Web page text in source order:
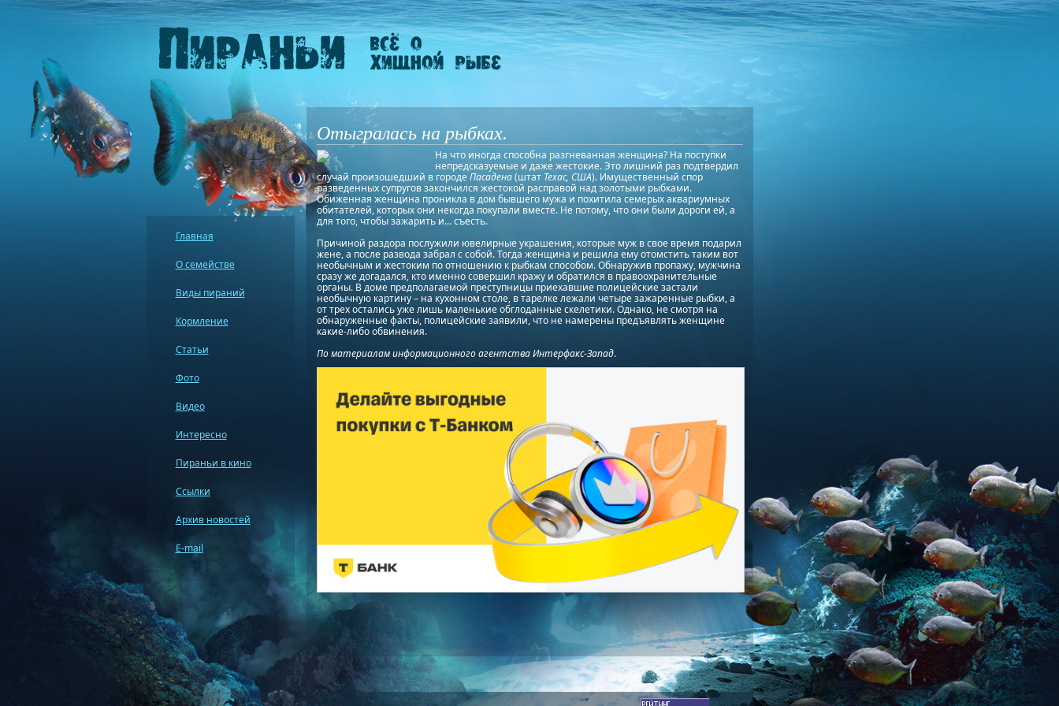
Отыгралась на рыбках.
На что иногда способна разгневанная женщина? На поступки
непредсказуемые и даже жестокие. Это лишний раз подтвердил
случай произошедший в городеПасадена(штат Техас, США). Имущественный спор
разведенных супругов закончился жестокой расправой над золотыми рыбками.
Обиженная женщина проникла в дом бывшего мужа и похитила семерых аквариумных
обитателей, которых они некогда покупали вместе. Не потому, что они были дороги ей, а
для того, чтобы зажарить и… съесть.
Причиной раздора послужили ювелирные украшения, которые муж в свое время подарил
жене, а после развода забрал с собой. Тогда женщина и решила ему отомстить таким вот
необычным и жестоким по отношению к рыбкам способом. Обнаружив пропажу, мужчина
сразу же догадался, кто именно совершил кражу и обратился в правоохранительные
органы. В доме предполагаемой преступницы приехавшие полицейские застали
необычную картину – на кухонном столе, в тарелке лежали четыре зажаренные рыбки, а
от трех остались уже лишь маленькие обглоданные скелетики. Однако, не смотря на
обнаруженные факты, полицейские заявили, что не намерены предъявлять женщине
какие-либо обвинения.
По материалам информационного агентства Интерфакс-Запад.
Главная
О семействе
Виды пираний
Кормление
Статьи
Фото
Видео
Интересно
Пираньи в кино
Ссылки
Архив новостей
E-mail